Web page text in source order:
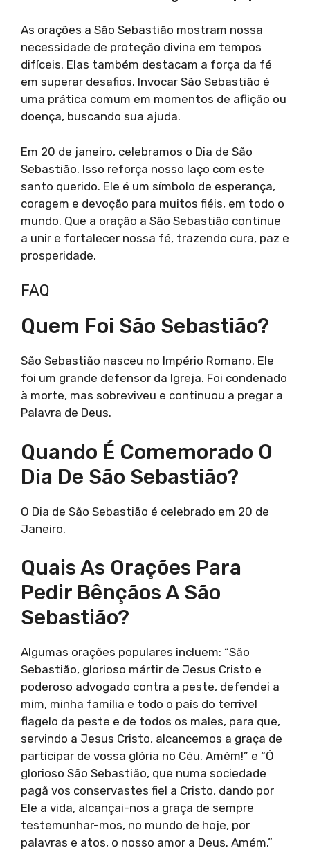
As orações a São Sebastião mostram nossa
necessidade de proteção divina em tempos
difíceis. Elas também destacam a força da fé
em superar desafios. Invocar São Sebastião é
uma prática comum em momentos de aflição ou
doença, buscando sua ajuda.
Em 20 de janeiro, celebramos o Dia de São
Sebastião. Isso reforça nosso laço com este
santo querido. Ele é um símbolo de esperança,
coragem e devoção para muitos fiéis, em todo o
mundo. Que a oração a São Sebastião continue
a unir e fortalecer nossa fé, trazendo cura, paz e
prosperidade.
FAQ
Quem Foi São Sebastião?
São Sebastião nasceu no Império Romano. Ele
foi um grande defensor da Igreja. Foi condenado
à morte, mas sobreviveu e continuou a pregar a
Palavra de Deus.
Quando É Comemorado O
Dia De São Sebastião?
O Dia de São Sebastião é celebrado em 20 de
Janeiro.
Quais As Orações Para
Pedir Bênçãos A São
Sebastião?
Algumas orações populares incluem: “São
Sebastião, glorioso mártir de Jesus Cristo e
poderoso advogado contra a peste, defendei a
mim, minha família e todo o país do terrível
flagelo da peste e de todos os males, para que,
servindo a Jesus Cristo, alcancemos a graça de
participar de vossa glória no Céu. Amém!” e “Ó
glorioso São Sebastião, que numa sociedade
pagã vos conservastes fiel a Cristo, dando por
Ele a vida, alcançai-nos a graça de sempre
testemunhar-mos, no mundo de hoje, por
palavras e atos, o nosso amor a Deus. Amém.”